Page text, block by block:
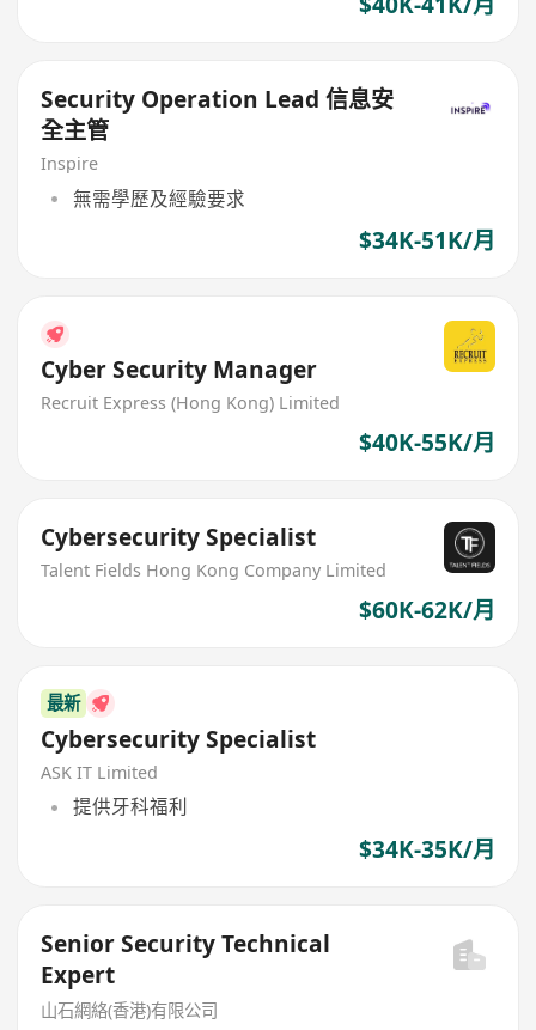
Security Operation Lead 信息安
全主管
Inspire
無需學歷及經驗要求
$34K-51K/月
Cyber Security Manager
Recruit Express (Hong Kong) Limited
$40K-55K/月
Cybersecurity Specialist
Talent Fields Hong Kong Company Limited
$60K-62K/月
最新
Cybersecurity Specialist
ASK IT Limited
提供牙科福利
$34K-35K/月
Senior Security Technical
Expert
山石網絡(香港)有限公司